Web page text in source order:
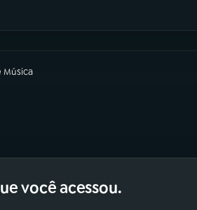
Música
você acessou.